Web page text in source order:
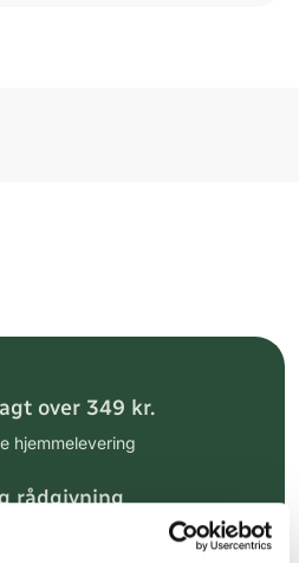
over 349 kr.
hjemmelevering
rådgivning